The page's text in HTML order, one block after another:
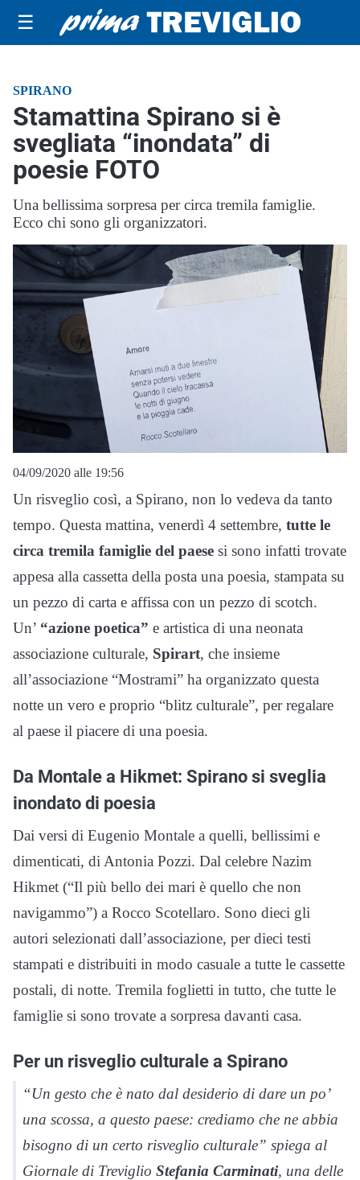
☰
SPIRANO
Stamattina Spirano si è
svegliata “inondata” di
poesie FOTO
Una bellissima sorpresa per circa tremila famiglie.
Ecco chi sono gli organizzatori.
04/09/2020 alle 19:56
Un risveglio così, a Spirano, non lo vedeva da tanto
tempo. Questa mattina, venerdì 4 settembre, tutte le
circa tremila famiglie del paese si sono infatti trovate
appesa alla cassetta della posta una poesia, stampata su
un pezzo di carta e affissa con un pezzo di scotch.
Un’ “azione poetica” e artistica di una neonata
associazione culturale, Spirart, che insieme
all’associazione “Mostrami” ha organizzato questa
notte un vero e proprio “blitz culturale”, per regalare
al paese il piacere di una poesia.
Da Montale a Hikmet: Spirano si sveglia
inondato di poesia
Dai versi di Eugenio Montale a quelli, bellissimi e
dimenticati, di Antonia Pozzi. Dal celebre Nazim
Hikmet (“Il più bello dei mari è quello che non
navigammo”) a Rocco Scotellaro. Sono dieci gli
autori selezionati dall’associazione, per dieci testi
stampati e distribuiti in modo casuale a tutte le cassette
postali, di notte. Tremila foglietti in tutto, che tutte le
famiglie si sono trovate a sorpresa davanti casa.
Per un risveglio culturale a Spirano
“Un gesto che è nato dal desiderio di dare un po’
una scossa, a questo paese: crediamo che ne abbia
bisogno di un certo risveglio culturale” spiega al
Giornale di Treviglio Stefania Carminati, una delle